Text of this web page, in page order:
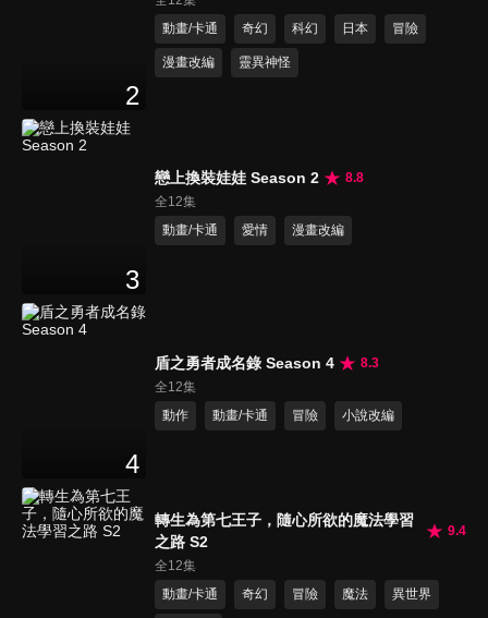
2
動畫/卡通
奇幻 科幻 日本 冒險
漫畫改編 靈異神怪
3
戀上換裝娃娃 Season 2
8.8
全12集
動畫/卡通
愛情 漫畫改編
4
盾之勇者成名錄 Season 4
8.3
全12集
動作
動畫/卡通 冒險 小說改編
轉生為第七王子，隨心所欲的魔法學習
之路 S2
9.4
全12集
動畫/卡通
奇幻 冒險 魔法 異世界